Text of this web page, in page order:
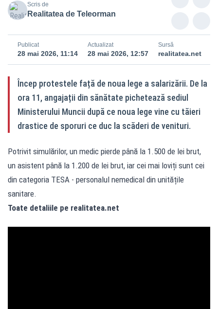
Scris de
Realitatea de Teleorman
Publicat
28 mai 2026, 11:14
Actualizat
28 mai 2026, 12:57
Sursă
realitatea.net
Încep protestele față de noua lege a salarizării. De la
ora 11, angajații din sănătate pichetează sediul
Ministerului Muncii după ce noua lege vine cu tăieri
drastice de sporuri ce duc la scăderi de venituri.
Potrivit simulărilor, un medic pierde până la 1.500 de lei brut,
un asistent până la 1.200 de lei brut, iar cei mai loviți sunt cei
din categoria TESA - personalul nemedical din unitățile
sanitare.
Toate detaliile pe realitatea.net